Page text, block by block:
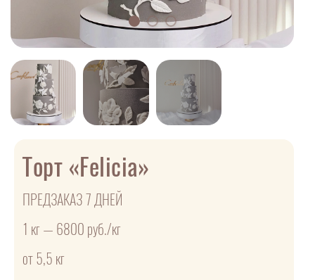
Торт «Felicia»
ПРЕДЗАКАЗ 7 ДНЕЙ
1 кг — 6800 руб./кг
от 5,5 кг